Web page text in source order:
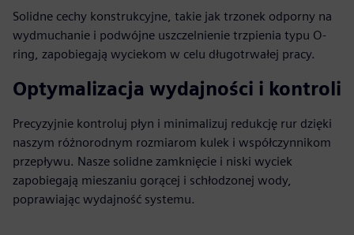
Solidne cechy konstrukcyjne, takie jak trzonek odporny na
wydmuchanie i podwójne uszczelnienie trzpienia typu O-
ring, zapobiegają wyciekom w celu długotrwałej pracy.
Optymalizacja wydajności i kontroli
Precyzyjnie kontroluj płyn i minimalizuj redukcję rur dzięki
naszym różnorodnym rozmiarom kulek i współczynnikom
przepływu. Nasze solidne zamknięcie i niski wyciek
zapobiegają mieszaniu gorącej i schłodzonej wody,
poprawiając wydajność systemu.